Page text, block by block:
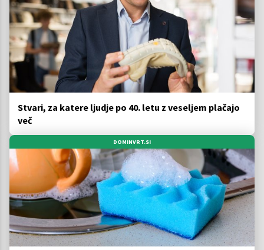
Stvari, za katere ljudje po 40. letu z veseljem plačajo
več
DOMINVRT.SI